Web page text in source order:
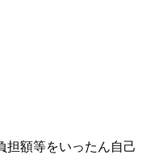
担額等をいったん自己